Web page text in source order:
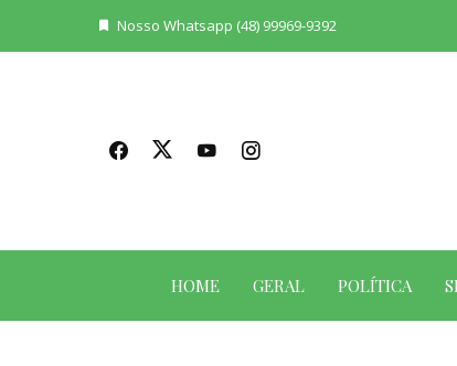
Nosso Whatsapp (48) 99969-9392
HOME GERAL POLÍTICA